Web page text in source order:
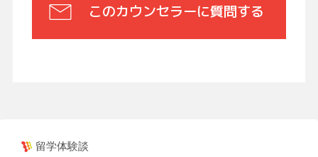
このカウンセラーに質問する
留学体験談